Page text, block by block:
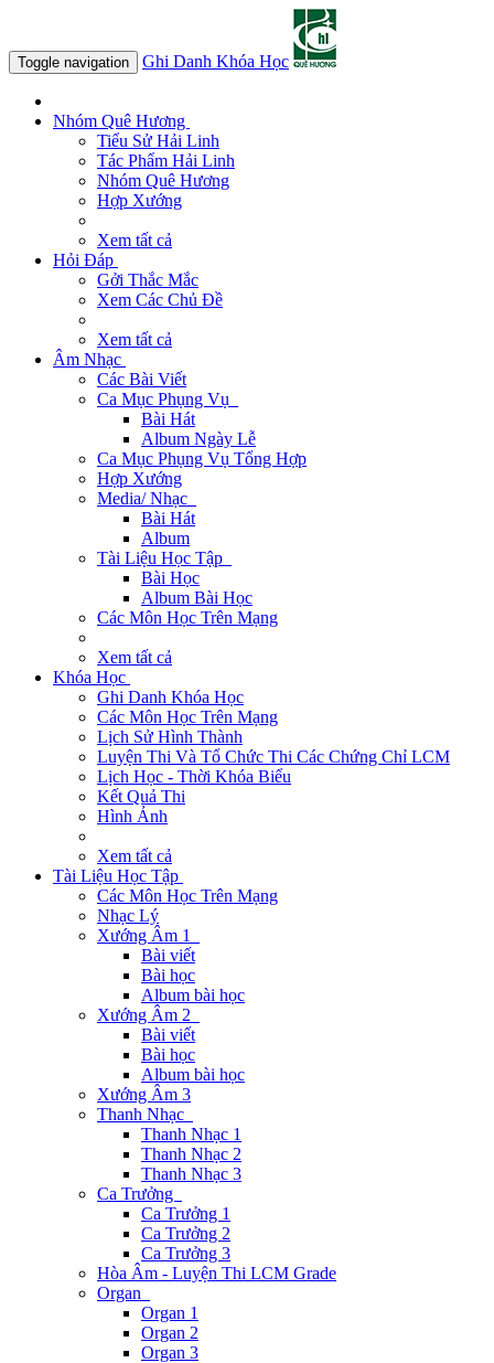
Toggle navigation Ghi Danh Khóa Học
Nhóm Quê Hương
Tiểu Sử Hải Linh
Tác Phẩm Hải Linh
Nhóm Quê Hương
Hợp Xướng
Xem tất cả
Hỏi Đáp
Gởi Thắc Mắc
Xem Các Chủ Đề
Xem tất cả
Âm Nhạc
Các Bài Viết
Ca Mục Phụng Vụ
Bài Hát
Album Ngày Lễ
Ca Mục Phụng Vụ Tổng Hợp
Hợp Xướng
Media/ Nhạc
Bài Hát
Album
Tài Liệu Học Tập
Bài Học
Album Bài Học
Các Môn Học Trên Mạng
Xem tất cả
Khóa Học
Ghi Danh Khóa Học
Các Môn Học Trên Mạng
Lịch Sử Hình Thành
Luyện Thi Và Tổ Chức Thi Các Chứng Chỉ LCM
Lịch Học - Thời Khóa Biểu
Kết Quả Thi
Hình Ảnh
Xem tất cả
Tài Liệu Học Tập
Các Môn Học Trên Mạng
Nhạc Lý
Xướng Âm 1
Bài viết
Bài học
Album bài học
Xướng Âm 2
Bài viết
Bài học
Album bài học
Xướng Âm 3
Thanh Nhạc
Thanh Nhạc 1
Thanh Nhạc 2
Thanh Nhạc 3
Ca Trưởng
Ca Trưởng 1
Ca Trưởng 2
Ca Trưởng 3
Hòa Âm - Luyện Thi LCM Grade
Organ
Organ 1
Organ 2
Organ 3